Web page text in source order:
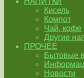
Кисель
Компот
Чай, кофе
Другие
ПРОЧЕЕ
Бытовые
Новости